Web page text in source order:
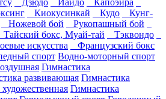
Дзюдо Иайдо
Капоэйра
Киокусинкай Кудо
Кунг-
Ножевой бой
Рукопашный бой
Тайский бокс, Муай-тай
Тэквондо
искусства
Французский бокс
спорт Водно-моторный спорт
Гимнастика
развивающая Гимнастика
Гимнастика